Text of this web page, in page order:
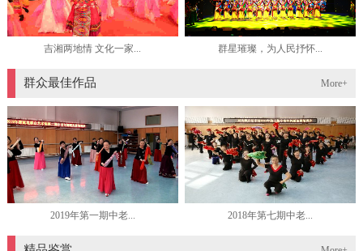
吉湘两地情 文化一家... 群星璀璨，为人民抒怀...
群众最佳作品 More+
2019年第一期中老... 2018年第七期中老...